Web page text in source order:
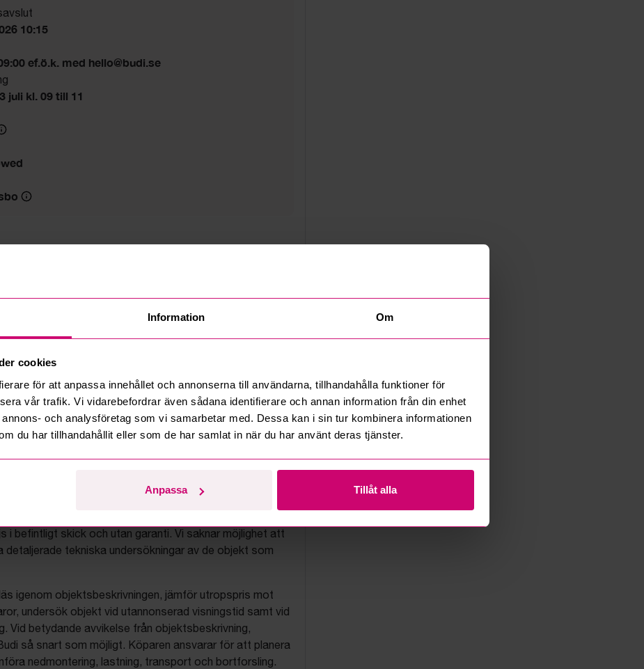
Information Om
cookies
för att anpassa innehållet och annonserna till användarna, tillhandahålla funktioner för
vår trafik. Vi vidarebefordrar även sådana identifierare och annan information från din enhet
och analysföretag som vi samarbetar med. Dessa kan i sin tur kombinera informationen
du har tillhandahållit eller som de har samlat in när du har använt deras tjänster.
Anpassa Tillåt alla
10:15
ef.ö.k. med hello@budi.se
juli kl. 09 till 11
säljs objekt på uppdrag av konkursbon, finansbolag och
i befintligt skick och utan garanti. Vi saknar möjlighet att
detaljerade tekniska undersökningar av de objekt som
igenom objektsbeskrivningen, jämför utropspris mot
undersök objekt vid utannonserad visningstid samt vid
Vid betydande avvikelse från objektsbeskrivning,
så snart som möjligt. Köparen ansvarar för att planera
nedmontering, lastning, transport och bortforsling.